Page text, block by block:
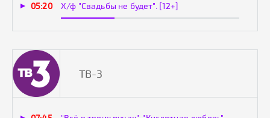
05:20 Х/ф "Свадьбы не будет". [12+]
ТВ-3